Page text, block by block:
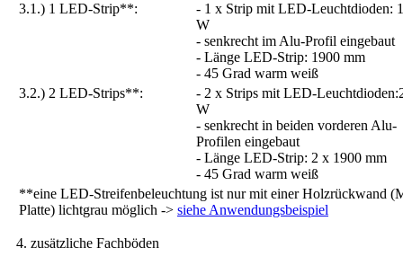
3.1.) 1 LED-Strip**:
- 1 x Strip mit LED-Leuchtdioden:
W
- senkrecht im Alu-Profil eingebaut
- Länge LED-Strip: 1900 mm
- 45 Grad warm weiß
3.2.) 2 LED-Strips**:
- 2 x Strips mit LED-
W
- senkrecht in beiden vorderen Alu-
Profilen eingebaut
- Länge LED-Strip: 2 x 1900 mm
- 45 Grad warm weiß
**eine LED-Streifenbeleuchtung ist nur mit einer Holzrückwand
Platte) lichtgrau möglich -> siehe Anwendungsbeispiel
4. zusätzliche Fachböden